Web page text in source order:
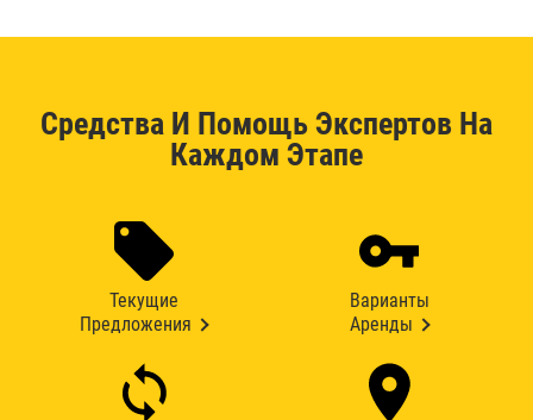
Средства И Помощь Экспертов На
Каждом Этапе
Текущие
Предложения
Варианты
Аренды